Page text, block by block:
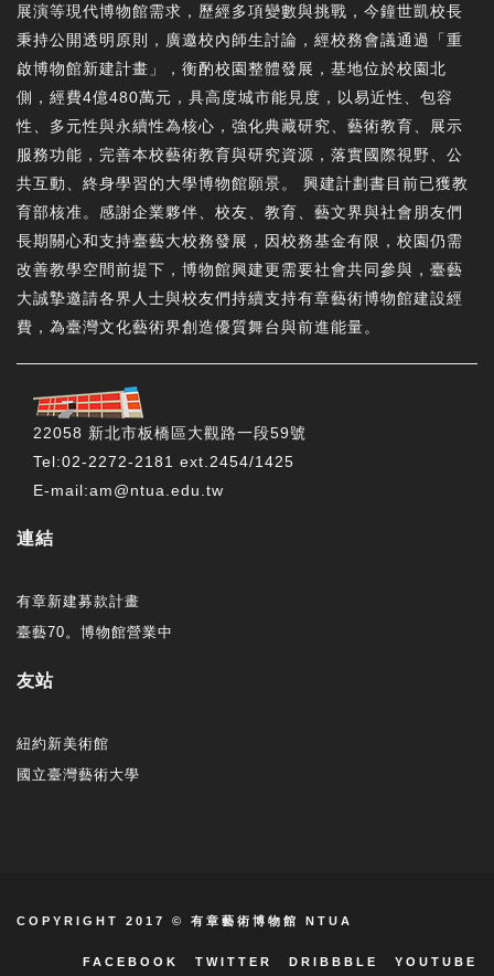
展演等現代博物館需求，歷經多項變數與挑戰，今鐘世凱校長
秉持公開透明原則，廣邀校內師生討論，經校務會議通過「重
啟博物館新建計畫」，衡酌校園整體發展，基地位於校園北
側，經費4億480萬元，具高度城市能見度，以易近性、包容
性、多元性與永續性為核心，強化典藏研究、藝術教育、展示
服務功能，完善本校藝術教育與研究資源，落實國際視野、公
共互動、終身學習的大學博物館願景。 興建計劃書目前已獲教
育部核准。感謝企業夥伴、校友、教育、藝文界與社會朋友們
長期關心和支持臺藝大校務發展，因校務基金有限，校園仍需
改善教學空間前提下，博物館興建更需要社會共同參與，臺藝
大誠摯邀請各界人士與校友們持續支持有章藝術博物館建設經
費，為臺灣文化藝術界創造優質舞台與前進能量。
22058 新北市板橋區大觀路一段59號
Tel:02-2272-2181 ext.2454/1425
E-mail:am@ntua.edu.tw
連結
有章新建募款計畫
臺藝70。博物館營業中
友站
紐約新美術館
國立臺灣藝術大學
COPYRIGHT 2017 © 有章藝術博物館 NTUA
FACEBOOK TWITTER DRIBBBLE YOUTUBE